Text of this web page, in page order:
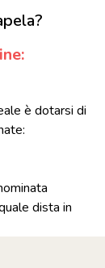
è dotarsi di
dista in